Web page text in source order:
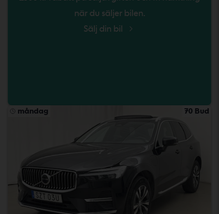
när du säljer bilen.
Sälj din bil
måndag 70 Bud